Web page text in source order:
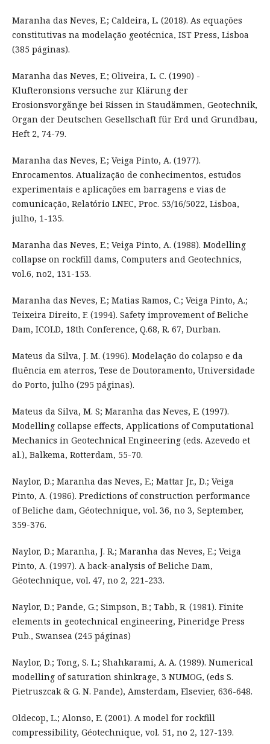
Maranha das Neves, E.; Caldeira, L. (2018). As equações
constitutivas na modelação geotécnica, IST Press, Lisboa
(385 páginas).
Maranha das Neves, E.; Oliveira, L. C. (1990) -
Klufteronsions versuche zur Klärung der
Erosionsvorgänge bei Rissen in Staudämmen, Geotechnik,
Organ der Deutschen Gesellschaft für Erd und Grundbau,
Heft 2, 74-79.
Maranha das Neves, E.; Veiga Pinto, A. (1977).
Enrocamentos. Atualização de conhecimentos, estudos
experimentais e aplicações em barragens e vias de
comunicação, Relatório LNEC, Proc. 53/16/5022, Lisboa,
julho, 1-135.
Maranha das Neves, E.; Veiga Pinto, A. (1988). Modelling
collapse on rockfill dams, Computers and Geotechnics,
vol.6, no2, 131-153.
Maranha das Neves, E.; Matias Ramos, C.; Veiga Pinto, A.;
Teixeira Direito, F. (1994). Safety improvement of Beliche
Dam, ICOLD, 18th Conference, Q.68, R. 67, Durban.
Mateus da Silva, J. M. (1996). Modelação do colapso e da
fluência em aterros, Tese de Doutoramento, Universidade
do Porto, julho (295 páginas).
Mateus da Silva, M. S; Maranha das Neves, E. (1997).
Modelling collapse effects, Applications of Computational
Mechanics in Geotechnical Engineering (eds. Azevedo et
al.), Balkema, Rotterdam, 55-70.
Naylor, D.; Maranha das Neves, E.; Mattar Jr., D.; Veiga
Pinto, A. (1986). Predictions of construction performance
of Beliche dam, Géotechnique, vol. 36, no 3, September,
359-376.
Naylor, D.; Maranha, J. R.; Maranha das Neves, E.; Veiga
Pinto, A. (1997). A back-analysis of Beliche Dam,
Géotechnique, vol. 47, no 2, 221-233.
Naylor, D.; Pande, G.; Simpson, B.; Tabb, R. (1981). Finite
elements in geotechnical engineering, Pineridge Press
Pub., Swansea (245 páginas)
Naylor, D.; Tong, S. L.; Shahkarami, A. A. (1989). Numerical
modelling of saturation shinkrage, 3 NUMOG, (eds S.
Pietruszcak & G. N. Pande), Amsterdam, Elsevier, 636-648.
Oldecop, L.; Alonso, E. (2001). A model for rockfill
compressibility, Géotechnique, vol. 51, no 2, 127-139.